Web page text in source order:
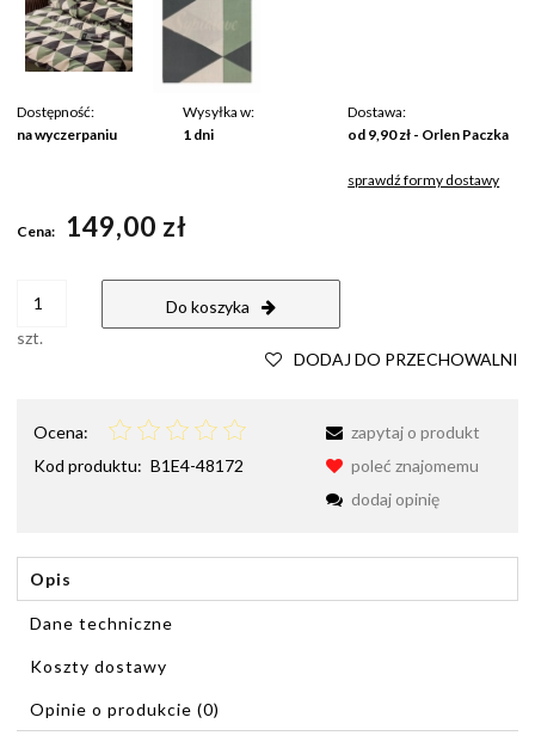
Dostępność:
na wyczerpaniu
Wysyłka w:
1 dni
Dostawa:
od 9,90 zł - Orlen Paczka
sprawdź formy dostawy
Cena: 149,00 zł
szt.
Do koszyka
DODAJ DO PRZECHOWALNI
Ocena:
Kod produktu: B1E4-48172
zapytaj o produkt
poleć znajomemu
dodaj opinię
Opis
Dane techniczne
Koszty dostawy
Cena nie zawiera ewentualnych kosztów płatności
Opinie o produkcie (0)